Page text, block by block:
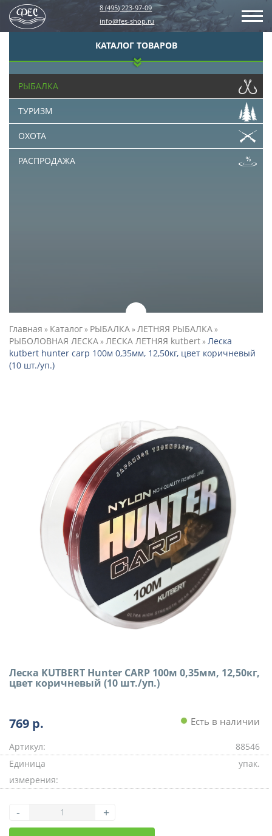
8 (495) 223-97-09
info@fes-shop.ru
КАТАЛОГ ТОВАРОВ
РЫБАЛКА
ТУРИЗМ
ОХОТА
РАСПРОДАЖА
Главная » Каталог» РЫБАЛКА»ЛЕТНЯЯ РЫБАЛКА»
РЫБОЛОВНАЯ ЛЕСКА»ЛЕСКА ЛЕТНЯЯ kutbert»Леска
kutbert hunter carp 100м 0,35мм, 12,50кг, цвет коричневый
(10 шт./уп.)
Леска KUTBERT Hunter CARP 100м 0,35мм, 12,50кг,
цвет коричневый (10 шт./уп.)
769 р. Есть в наличии
Артикул:
88546
Единица
измерения:
упак.
- +